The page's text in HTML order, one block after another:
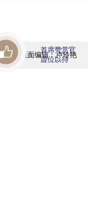
版面编辑：卢玲艳
首席赞赏官
虚位以待